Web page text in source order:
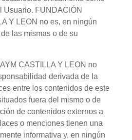
Usuario. FUNDACIÓN
Y LEON no es, en ningún
las mismas o de su
CASTILLA Y LEON no
derivada de la
entre los contenidos de este
fuera del mismo o de
de contenidos externos a
o menciones tienen una
informativa y, en ningún